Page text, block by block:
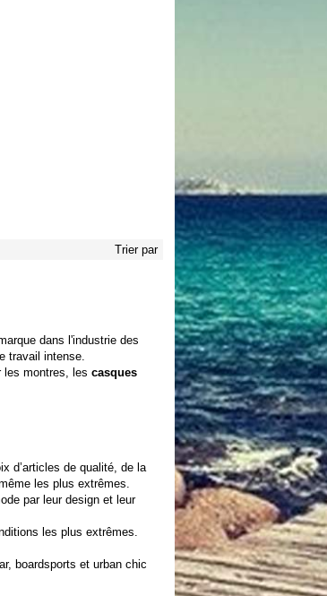
Trier par
dans l'industrie des
travail intense.
les montres, les casques
d’articles de qualité, de la
les plus extrêmes.
par leur design et leur
les plus extrêmes.
boardsports et urban chic